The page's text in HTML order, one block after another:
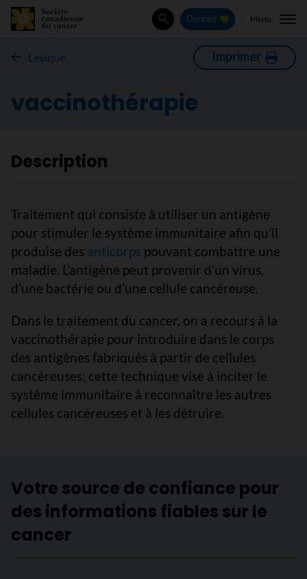
Rechercher
Donnez Menu
Lexique Imprimer
vaccinothérapie
Description
Traitement qui consiste à utiliser un antigène
pour stimuler le système immunitaire afin qu’il
produise des anticorps pouvant combattre une
maladie. L’antigène peut provenir d’un virus,
d’une bactérie ou d’une cellule cancéreuse.
Dans le traitement du cancer, on a recours à la
vaccinothérapie pour introduire dans le corps
des antigènes fabriqués à partir de cellules
cancéreuses; cette technique vise à inciter le
système immunitaire à reconnaître les autres
cellules cancéreuses et à les détruire.
Votre source de confiance pour
des informations fiables sur le
cancer